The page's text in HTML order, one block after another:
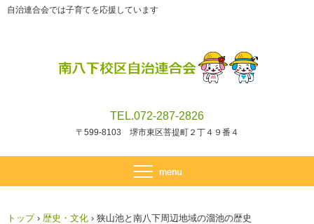
自治連合会では子育てを応援しています
TEL.072-287-2826
〒599-8103 堺市東区菩提町２丁４９番４
トップ › 歴史・文化 › 狭山池と南八下周辺地域の溜池の歴史